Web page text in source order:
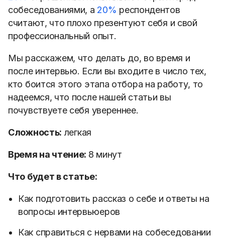
собеседованиями, а 20% респондентов
считают, что плохо презентуют себя и свой
профессиональный опыт.
Мы расскажем, что делать до, во время и
после интервью. Если вы входите в число тех,
кто боится этого этапа отбора на работу, то
надеемся, что после нашей статьи вы
почувствуете себя увереннее.
Сложность: легкая
Время на чтение: 8 минут
Что будет в статье:
Как подготовить рассказ о себе и ответы на
вопросы интервьюеров
Как справиться с нервами на собеседовании